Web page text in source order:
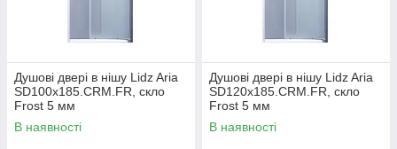
Душові двері в нішу Lidz Aria
SD100x185.CRM.FR, скло
Frost 5 мм
В наявності
Душові двері в нішу Lidz Aria
SD120x185.CRM.FR, скло
Frost 5 мм
В наявності